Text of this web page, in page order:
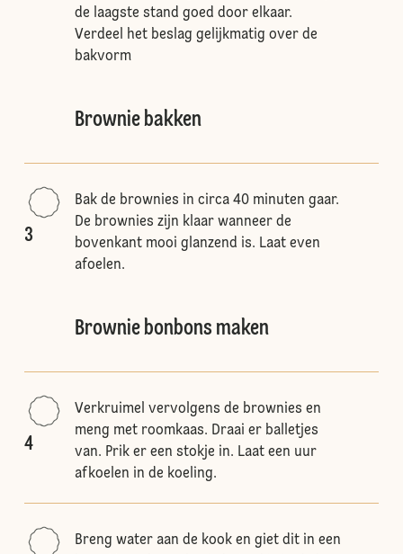
de laagste stand goed door elkaar.
Verdeel het beslag gelijkmatig over de
bakvorm
Brownie bakken
3
Bak de brownies in circa 40 minuten gaar.
De brownies zijn klaar wanneer de
bovenkant mooi glanzend is. Laat even
afoelen.
Brownie bonbons maken
4
Verkruimel vervolgens de brownies en
meng met roomkaas. Draai er balletjes
van. Prik er een stokje in. Laat een uur
afkoelen in de koeling.
Breng water aan de kook en giet dit in een